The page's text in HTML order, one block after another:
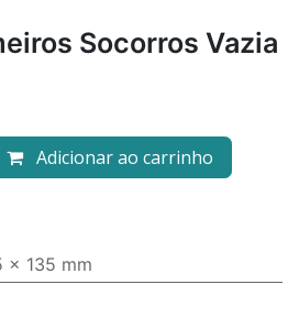
Socorros Vazia
Adicionar ao carrinho
x 135 mm